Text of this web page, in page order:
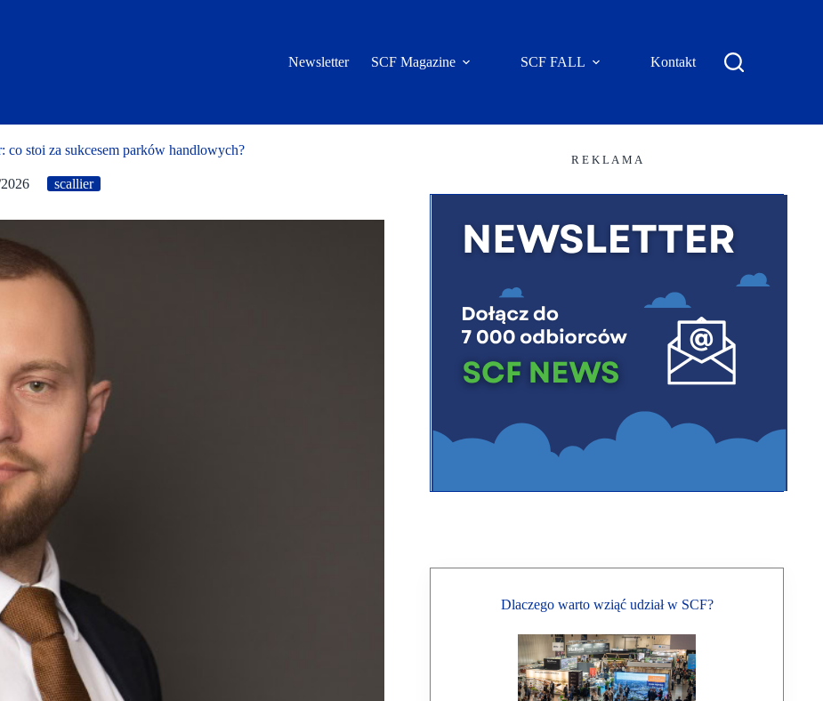
Newsletter SCF Magazine SCF FALL Kontakt
stoi za sukcesem parków handlowych?
scallier
R E K L A M A
Dlaczego warto wziąć udział w SCF?